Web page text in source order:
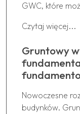
GWC, które
Czytaj więcej...
Gruntowy
Nowoczesne
budynków.